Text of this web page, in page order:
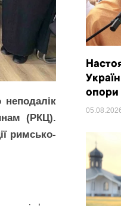
(РКЦ).
римсько-
опори